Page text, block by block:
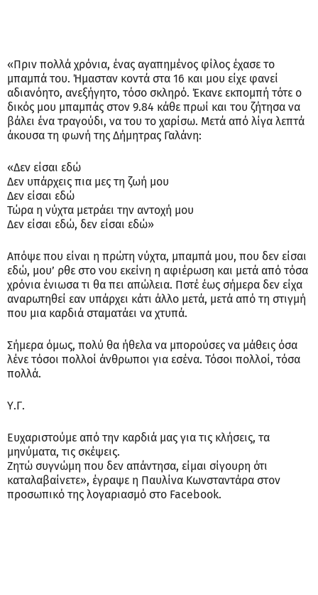
«Πριν πολλά χρόνια, ένας αγαπημένος φίλος έχασε το
μπαμπά του. Ήμασταν κοντά στα 16 και μου είχε φανεί
αδιανόητο, ανεξήγητο, τόσο σκληρό. Έκανε εκπομπή τότε ο
δικός μου μπαμπάς στον 9.84 κάθε πρωί και του ζήτησα να
βάλει ένα τραγούδι, να του το χαρίσω. Μετά από λίγα λεπτά
άκουσα τη φωνή της Δήμητρας Γαλάνη:
«Δεν είσαι εδώ
Δεν υπάρχεις πια μες τη ζωή μου
Δεν είσαι εδώ
Τώρα η νύχτα μετράει την αντοχή μου
Δεν είσαι εδώ, δεν είσαι εδώ»
Απόψε που είναι η πρώτη νύχτα, μπαμπά μου, που δεν είσαι
εδώ, μου’ ρθε στο νου εκείνη η αφιέρωση και μετά από τόσα
χρόνια ένιωσα τι θα πει απώλεια. Ποτέ έως σήμερα δεν είχα
αναρωτηθεί εαν υπάρχει κάτι άλλο μετά, μετά από τη στιγμή
που μια καρδιά σταματάει να χτυπά.
Σήμερα όμως, πολύ θα ήθελα να μπορούσες να μάθεις όσα
λένε τόσοι πολλοί άνθρωποι για εσένα. Τόσοι πολλοί, τόσα
πολλά.
Υ.Γ.
Ευχαριστούμε από την καρδιά μας για τις κλήσεις, τα
μηνύματα, τις σκέψεις.
Ζητώ συγνώμη που δεν απάντησα, είμαι σίγουρη ότι
καταλαβαίνετε», έγραψε η Παυλίνα Κωνσταντάρα στον
προσωπικό της λογαριασμό στο Facebook.